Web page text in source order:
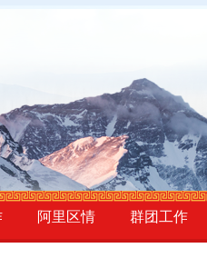
阿里区情 群团工作